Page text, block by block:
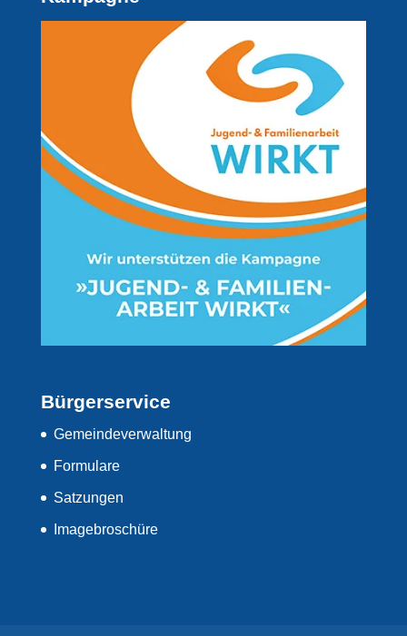
Bürgerservice
Gemeindeverwaltung
Formulare
Satzungen
Imagebroschüre